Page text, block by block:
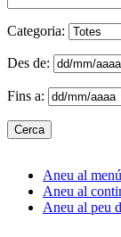
Categoria:
Des de:
Fins a:
Aneu al
Aneu al
Aneu al peu